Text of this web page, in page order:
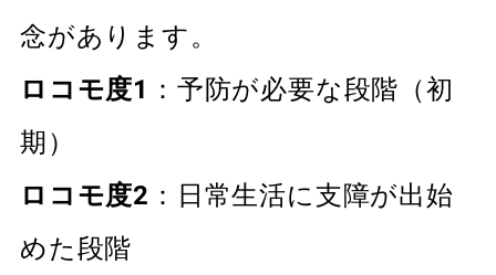
念があります。
ロコモ度1 ：予防が必要な段階（初
期）
ロコモ度2 ：日常生活に支障が出始
めた段階